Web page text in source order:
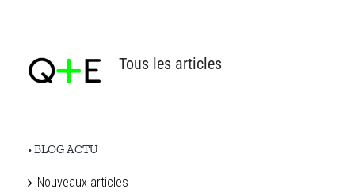
Tous les articles
• BLOG ACTU
Nouveaux articles